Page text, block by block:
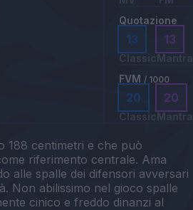
Quotazione
13
Classic
13
Mantra
FVM / 1000
20
Classic
20
Mantra
188 centimetri e che può
riferimento centrale. Ama
alle spalle dei difensori avversari
Non abilissimo nel gioco spalle
cinico e freddo dinanzi al